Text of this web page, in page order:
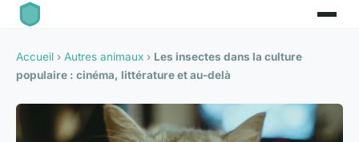
Accueil › Autres animaux › Les insectes dans la culture
populaire : cinéma, littérature et au-delà